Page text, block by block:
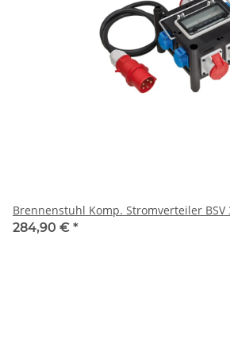
Brennenstuhl Komp. Stromverteiler BSV
284,90 € *